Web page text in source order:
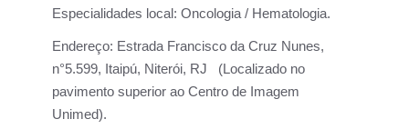
Especialidades local: Oncologia / Hematologia.
Endereço: Estrada Francisco da Cruz Nunes,
n°5.599, Itaipú, Niterói, RJ (Localizado no
pavimento superior ao Centro de Imagem
Unimed).